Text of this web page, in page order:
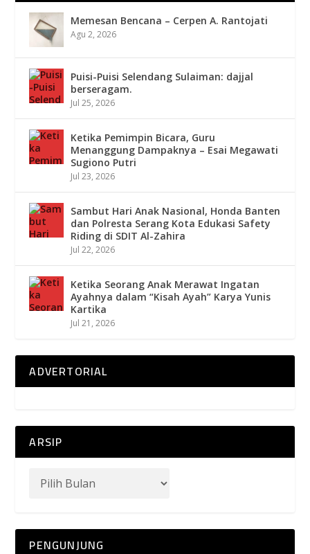
Memesan Bencana – Cerpen A. Rantojati
Agu 2, 2026
Puisi-Puisi Selendang Sulaiman: dajjal
berseragam.
Jul 25, 2026
Ketika Pemimpin Bicara, Guru
Menanggung Dampaknya – Esai Megawati
Sugiono Putri
Jul 23, 2026
Sambut Hari Anak Nasional, Honda Banten
dan Polresta Serang Kota Edukasi Safety
Riding di SDIT Al-Zahira
Jul 22, 2026
Ketika Seorang Anak Merawat Ingatan
Ayahnya dalam “Kisah Ayah” Karya Yunis
Kartika
Jul 21, 2026
ADVERTORIAL
ARSIP
PENGUNJUNG